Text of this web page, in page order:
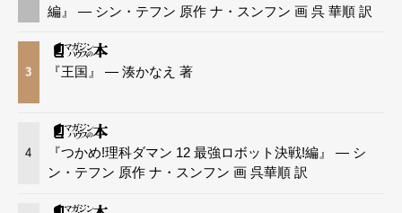
編』 — シン・テフン 原作 ナ・スンフン 画 呉 華順 訳
3 『王国』 — 湊かなえ 著
4
『つかめ!理科ダマン 12 最強ロボット決戦!編』 — シ
ン・テフン 原作 ナ・スンフン 画 呉華順 訳